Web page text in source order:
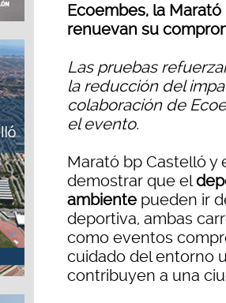
Ecoembes, la Marató
renuevan su
Las pruebas
la reducción del
colaboración de
el evento.
Marató bp Castelló y
demostrar que el
ambiente pueden ir
deportiva, ambas
como eventos
cuidado del entorno
contribuyen a una